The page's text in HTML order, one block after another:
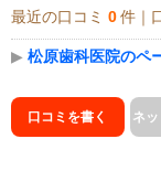
最近の口コミ 0 件｜
▶ 松原歯科医院のペ
口コミを書く ネ